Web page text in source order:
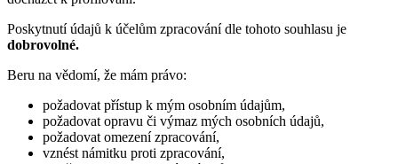
Poskytnutí údajů k účelům zpracování dle tohoto souhlasu je
dobrovolné.
Beru na vědomí, že mám právo:
požadovat přístup k mým osobním údajům,
požadovat opravu či výmaz mých osobních údajů,
požadovat omezení zpracování,
vznést námitku proti zpracování,